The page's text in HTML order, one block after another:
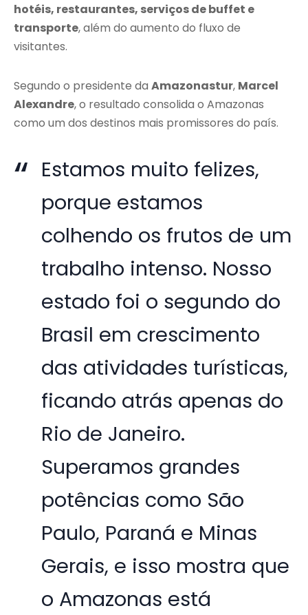
hotéis, restaurantes, serviços de buffet e
transporte, além do aumento do fluxo de
visitantes.
Segundo o presidente da Amazonastur, Marcel
Alexandre, o resultado consolida o Amazonas
como um dos destinos mais promissores do país.
Estamos muito felizes,
porque estamos
colhendo os frutos de um
trabalho intenso. Nosso
estado foi o segundo do
Brasil em crescimento
das atividades turísticas,
ficando atrás apenas do
Rio de Janeiro.
Superamos grandes
potências como São
Paulo, Paraná e Minas
Gerais, e isso mostra que
o Amazonas está